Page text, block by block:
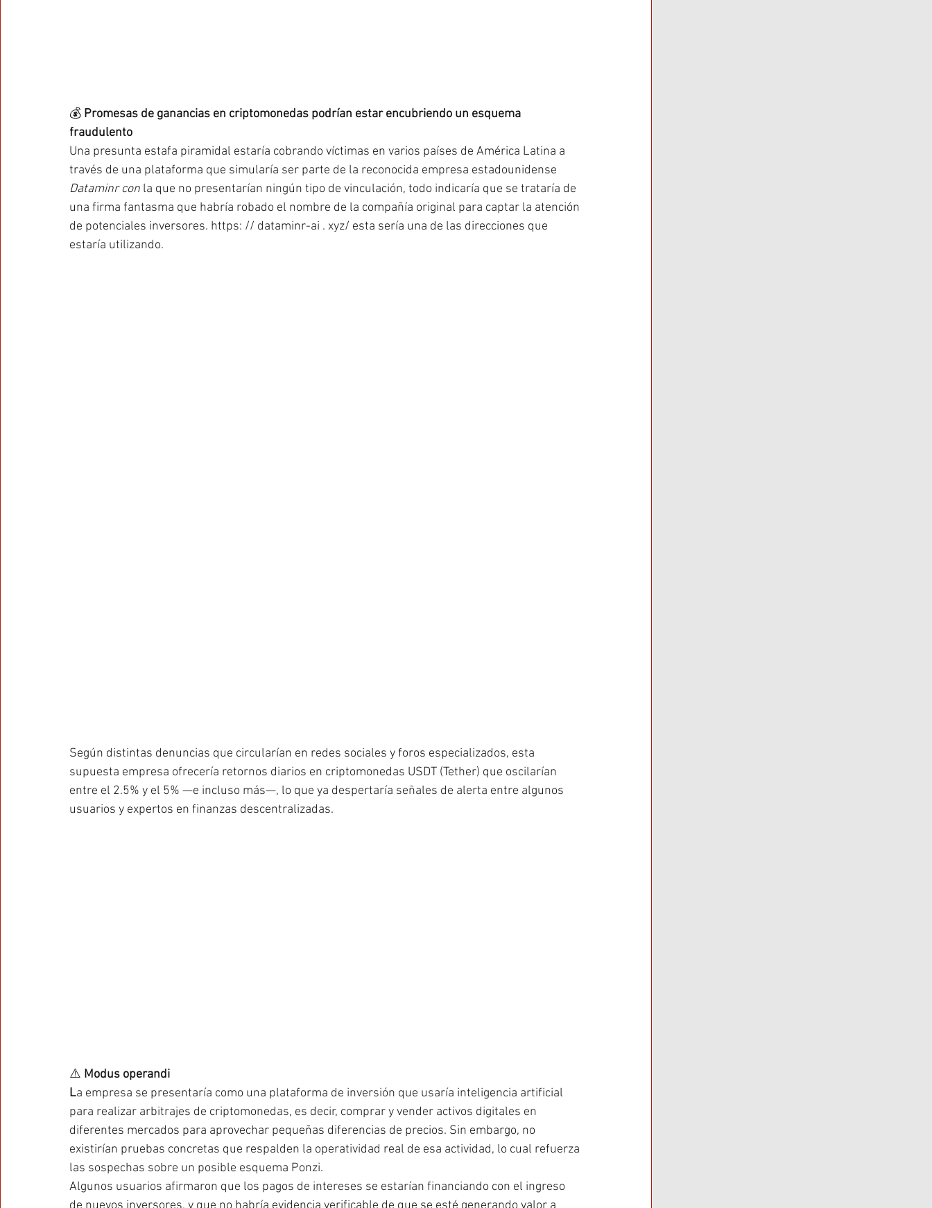
💰 Promesas de ganancias en criptomonedas podrían estar encubriendo un esquema
fraudulento
Una presunta estafa piramidal estaría cobrando víctimas en varios países de América Latina a
través de una plataforma que simularía ser parte de la reconocida empresa estadounidense
Dataminr con la que no presentarían ningún tipo de vinculación, todo indicaría que se trataría de
una firma fantasma que habría robado el nombre de la compañía original para captar la atención
de potenciales inversores. https: // dataminr-ai . xyz/ esta sería una de las direcciones que
estaría utilizando.
Según distintas denuncias que circularían en redes sociales y foros especializados, esta
supuesta empresa ofrecería retornos diarios en criptomonedas USDT (Tether) que oscilarían
entre el 2.5% y el 5% —e incluso más—, lo que ya despertaría señales de alerta entre algunos
usuarios y expertos en finanzas descentralizadas.
⚠️ Modus operandi
La empresa se presentaría como una plataforma de inversión que usaría inteligencia artificial
para realizar arbitrajes de criptomonedas, es decir, comprar y vender activos digitales en
diferentes mercados para aprovechar pequeñas diferencias de precios. Sin embargo, no
existirían pruebas concretas que respalden la operatividad real de esa actividad, lo cual refuerza
las sospechas sobre un posible esquema Ponzi.
Algunos usuarios afirmaron que los pagos de intereses se estarían financiando con el ingreso